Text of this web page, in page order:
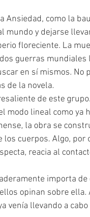
mundo y dejarse
floreciente. La
guerras mundiales
en sí mismos. No
de la novela.
modo lineal como ya
la obra se
cuerpos. Algo,
reacia al
importa
opinan sobre
venía llevando a